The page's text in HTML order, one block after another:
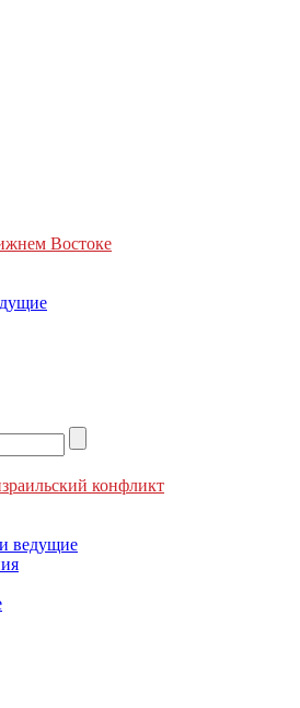
Востоке
конфликт
ведущие